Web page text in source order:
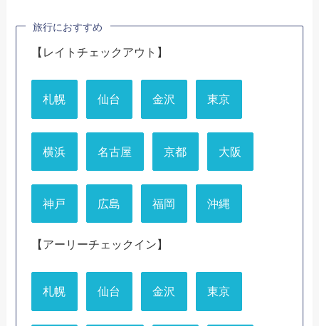
旅行におすすめ
【レイトチェックアウト】
札幌 仙台 金沢 東京
横浜 名古屋 京都 大阪
神戸 広島 福岡 沖縄
【アーリーチェックイン】
札幌 仙台 金沢 東京